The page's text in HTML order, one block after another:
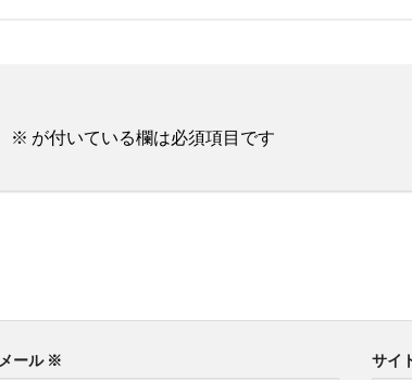
※ が付いている欄は必須項目です
メール ※ サイ